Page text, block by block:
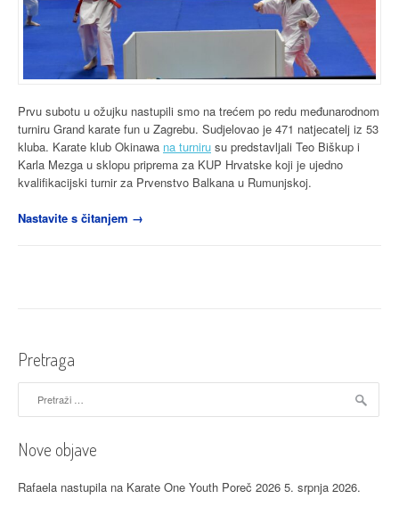
Prvu subotu u ožujku nastupili smo na trećem po redu međunarodnom
turniru Grand karate fun u Zagrebu. Sudjelovao je 471 natjecatelj iz 53
kluba. Karate klub Okinawa na turniru su predstavljali Teo Biškup i
Karla Mezga u sklopu priprema za KUP Hrvatske koji je ujedno
kvalifikacijski turnir za Prvenstvo Balkana u Rumunjskoj.
Nastavite s čitanjem “Nastup
→
Pretraga
Nove objave
Rafaela nastupila na Karate One Youth Poreč 2026 5. srpnja 2026.